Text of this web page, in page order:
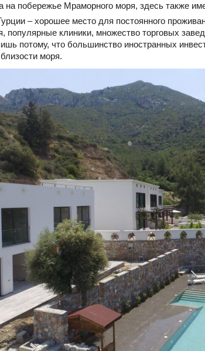
на побережье Мраморного моря, здесь также
– хорошее место для постоянного
популярные клиники, множество торговых
потому, что большинство иностранных
моря.